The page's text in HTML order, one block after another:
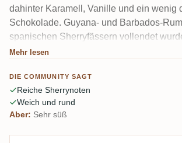
dahinter Karamell, Vanille und ein wenig
Schokolade. Guyana- und Barbados-
spanischen Sherryfässern vollendet
meisten finden ihn sehr süß und rund –
mehrere vermuten Zuckerzusatz. Trennt
lieben) von Enthusiasten, die mehr
wollen.
Mehr lesen
DIE COMMUNITY SAGT
Reiche Sherrynoten
Weich und rund
Aber: Sehr süß